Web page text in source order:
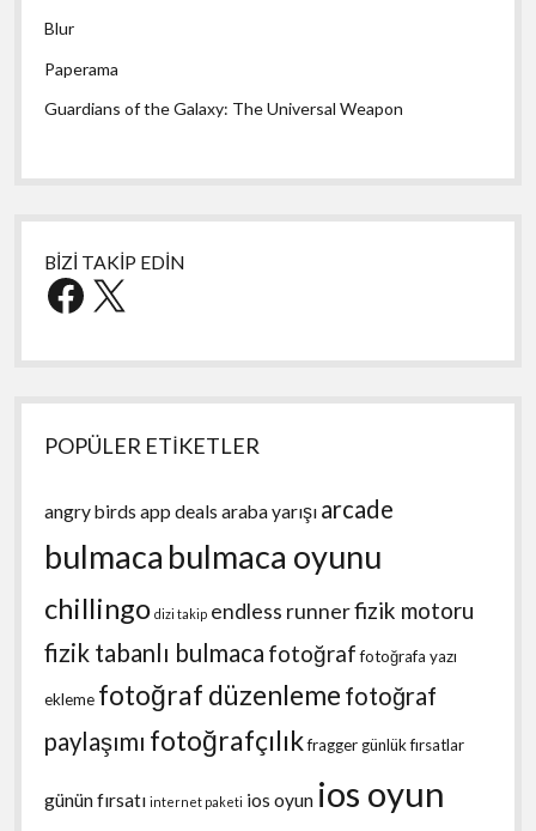
Blur
Paperama
Guardians of the Galaxy: The Universal Weapon
BİZİ TAKİP EDİN
Facebook
X
POPÜLER ETİKETLER
angry birds app deals araba yarışı arcade
bulmaca bulmaca oyunu
chillingo dizi takip endless runnerfizik motoru
fizik tabanlı bulmaca fotoğraf fotoğrafa yazı
ekleme fotoğraf düzenleme fotoğraf
paylaşımı fotoğrafçılıkfraggergünlük fırsatlar
günün fırsatı internet paketi ios oyun ios oyun